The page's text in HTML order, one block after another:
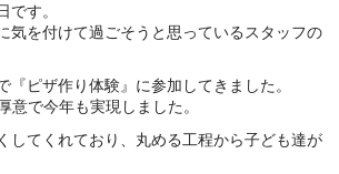
です。
気を付けて過ごそうと思っているスタッフの
『ピザ作り体験』に参加してきました。
意で今年も実現しました。
してくれており、丸める工程から子ども達が